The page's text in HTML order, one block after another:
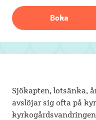
Boka
Sjökapten, lotsänka,
avslöjar sig ofta på